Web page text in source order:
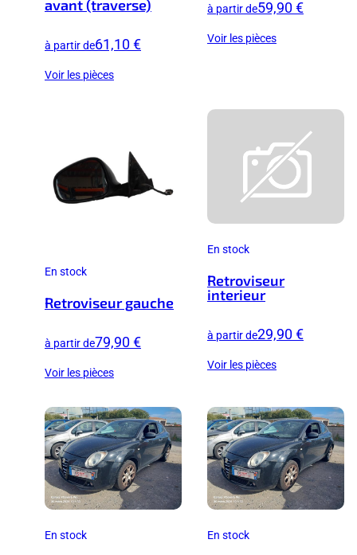
avant (traverse)
à partir de61,10 €
Voir les pièces
à partir de59,90 €
Voir les pièces
En stock
Retroviseur gauche
à partir de79,90 €
Voir les pièces
En stock
Retroviseur
interieur
à partir de29,90 €
Voir les pièces
En stock En stock